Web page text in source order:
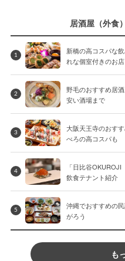
居酒屋（外食
1
新橋の高コスパな
れな個室付きのお
2
野毛のおすすめ居
安い酒場まで
3
大阪天王寺のおす
べろの高コスパも
4
「日比谷
飲食テナント紹介
5
沖縄でおすすめの
がろう
も